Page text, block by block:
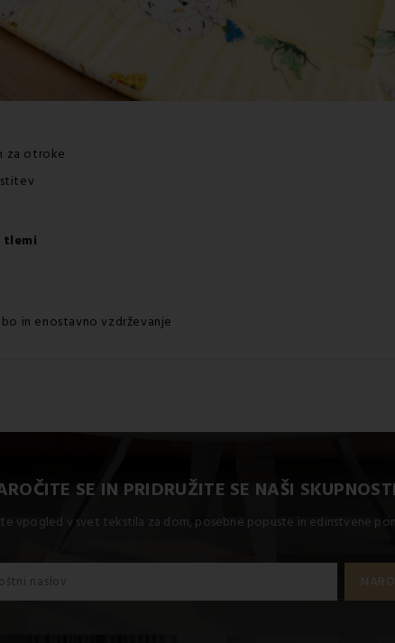
za otroke
in enostavno vzdrževanje
SE IN PRIDRUŽITE SE NAŠI
vpogled v svet tekstila za dom, posebne popuste in edinstvene